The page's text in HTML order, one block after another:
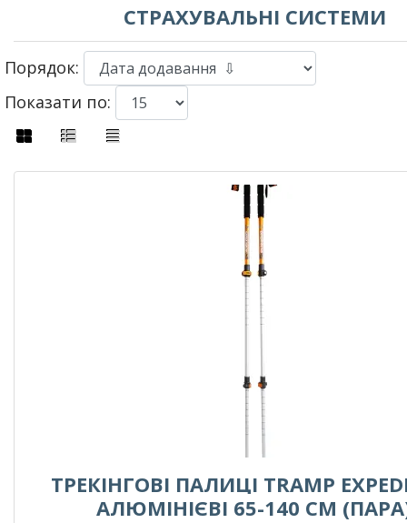
СТРАХУВАЛЬНІ СИСТЕМИ
Порядок:
Показати по:
ТРЕКІНГОВІ ПАЛИЦІ TRAMP
АЛЮМІНІЄВІ 65-140 CМ